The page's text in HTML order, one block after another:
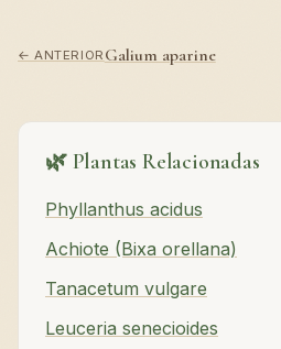
← ANTERIOR Galium aparine
🌿 Plantas Relacionadas
Phyllanthus acidus
Achiote (Bixa orellana)
Tanacetum vulgare
Leuceria senecioides